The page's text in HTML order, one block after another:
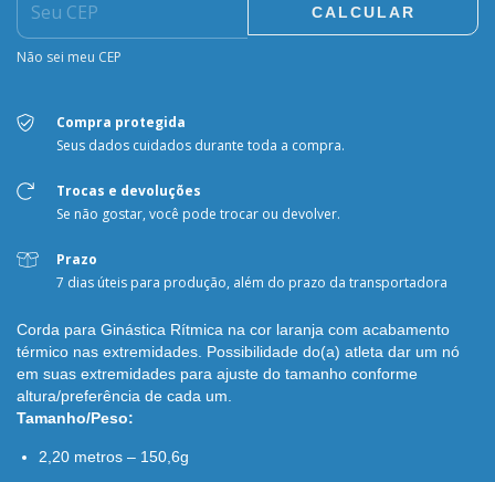
CALCULAR
Não sei meu CEP
Compra protegida
Seus dados cuidados durante toda a compra.
Trocas e devoluções
Se não gostar, você pode trocar ou devolver.
Prazo
7 dias úteis para produção, além do prazo da transportadora
Corda para Ginástica Rítmica na cor laranja com acabamento
térmico nas extremidades. Possibilidade do(a) atleta dar um nó
em suas extremidades para ajuste do tamanho conforme
altura/preferência de cada um.
Tamanho/Peso:
2,20 metros – 150,6g